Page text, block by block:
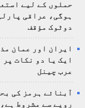
حملوں کے لیے
ہوگی، عراقی
دوٹوک مؤقف
ایران اور عمان
ایک یا دو نکات پر
عرب چینل
آبنائے ہرمز کی
رویے سے مشروط